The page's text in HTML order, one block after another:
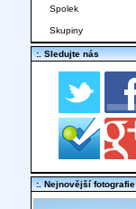
Spolek
Skupiny
:. Sledujte nás
:. Nejnovější fotografie